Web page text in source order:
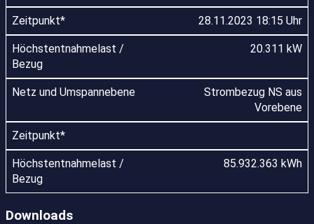
28.11.2023 18:15 Uhr
20.311 kW
Strombezug NS aus
Vorebene
85.932.363 kWh
Downloads